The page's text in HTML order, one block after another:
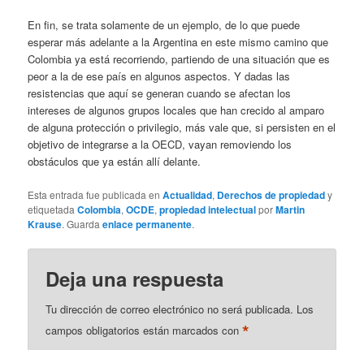
En fin, se trata solamente de un ejemplo, de lo que puede
esperar más adelante a la Argentina en este mismo camino que
Colombia ya está recorriendo, partiendo de una situación que es
peor a la de ese país en algunos aspectos. Y dadas las
resistencias que aquí se generan cuando se afectan los
intereses de algunos grupos locales que han crecido al amparo
de alguna protección o privilegio, más vale que, si persisten en el
objetivo de integrarse a la OECD, vayan removiendo los
obstáculos que ya están allí delante.
Esta entrada fue publicada enActualidad, Derechos de propiedady
etiquetadaColombia,OCDE,propiedad intelectualporMartin
Krause. Guardaenlace permanente.
Deja una respuesta
Tu dirección de correo electrónico no será publicada. Los
campos obligatorios están marcados con*